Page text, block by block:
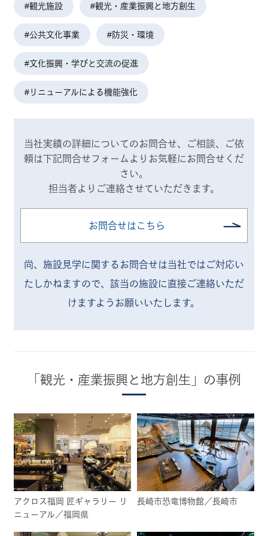
#観光施設 #観光・産業振興と地方創生
#公共文化事業 #防災・環境
#文化振興・学びと交流の促進
#リニューアルによる機能強化
当社実績の詳細についてのお問合せ、ご相談、ご依
頼は下記問合せフォームよりお気軽にお問合せくだ
さい。
担当者よりご連絡させていただきます。
お問合せはこちら
尚、施設見学に関するお問合せは当社ではご対応い
たしかねますので、 該当の施設に直接ご連絡いただ
けますようお願いいたします。
「観光・産業振興と地方創生」の事例
アクロス福岡 匠ギャラリー リ
ニューアル／福岡県
長崎市恐竜博物館／長崎市